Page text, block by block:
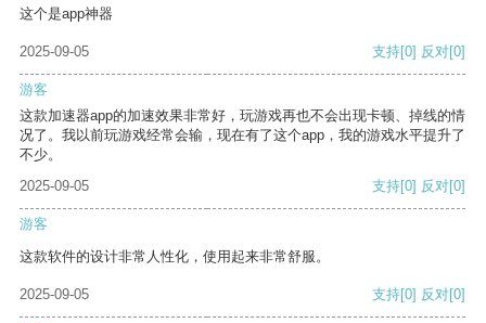
这个是app神器
2025-09-05 支持[0] 反对[0]
游客
这款加速器app的加速效果非常好，玩游戏再也不会出现卡顿、掉线的情
况了。我以前玩游戏经常会输，现在有了这个app，我的游戏水平提升了
不少。
2025-09-05
支持[0] 反对[0]
游客
这款软件的设计非常人性化，使用起来非常舒服。
2025-09-05 支持[0] 反对[0]